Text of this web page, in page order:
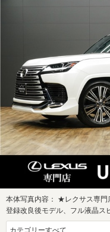
本体写真内容： ★レクサス専門
登録改良後モデル、フル液晶ス
ビンソン、R…